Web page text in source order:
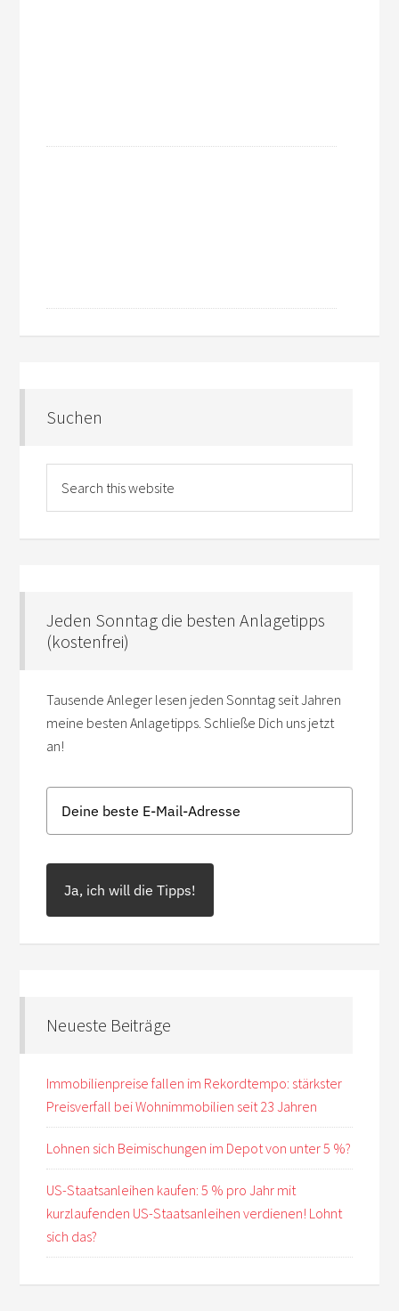
Suchen
Jeden Sonntag die besten Anlagetipps
(kostenfrei)
Tausende Anleger lesen jeden Sonntag seit Jahren
meine besten Anlagetipps. Schließe Dich uns jetzt
an!
Ja, ich will die Tipps!
Neueste Beiträge
Immobilienpreise fallen im Rekordtempo: stärkster
Preisverfall bei Wohnimmobilien seit 23 Jahren
Lohnen sich Beimischungen im Depot von unter 5 %?
US-Staatsanleihen kaufen: 5 % pro Jahr mit
kurzlaufenden US-Staatsanleihen verdienen! Lohnt
sich das?